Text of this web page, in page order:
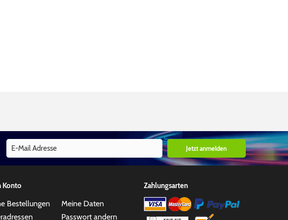
Jetzt anmelden
Konto
Bestellungen
Meine Daten
Passwort andern
Zahlungsarten